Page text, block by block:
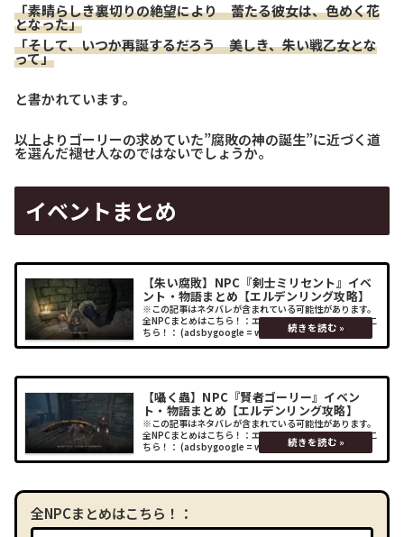
「素晴らしき裏切りの絶望により 蕾たる彼女は、色めく花
となった」
「そして、いつか再誕するだろう 美しき、朱い戦乙女とな
って」
と書かれています。
以上よりゴーリーの求めていた”腐敗の神の誕生”に近づく道
を選んだ褪せ人なのではないでしょうか。
イベントまとめ
【朱い腐敗】NPC『剣士ミリセント』イベ
ント・物語まとめ【エルデンリング攻略】
※この記事はネタバレが含まれている可能性があります。
全NPCまとめはこちら！：エルデンリング関連の記事はこ
ちら！： (adsbygoogle = window.adsbygoogle ||
[]).push({});イベントまとめケイリッド
【囁く蟲】NPC『賢者ゴーリー』イベン
ト・物語まとめ【エルデンリング攻略】
※この記事はネタバレが含まれている可能性があります。
全NPCまとめはこちら！：エルデンリング関連の記事はこ
ちら！： (adsbygoogle = window.adsbygoogle ||
[]).push({});イベントまとめケイリッド
全NPCまとめはこちら！：